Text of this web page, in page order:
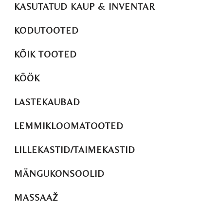
KASUTATUD KAUP & INVENTAR
KODUTOOTED
KÕIK TOOTED
KÖÖK
LASTEKAUBAD
LEMMIKLOOMATOOTED
LILLEKASTID/TAIMEKASTID
MÄNGUKONSOOLID
MASSAAŽ